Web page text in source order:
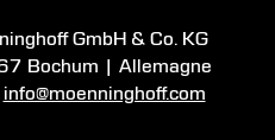
GmbH & Co. KG
Bochum
| Allemagne
info@moenninghoff.com